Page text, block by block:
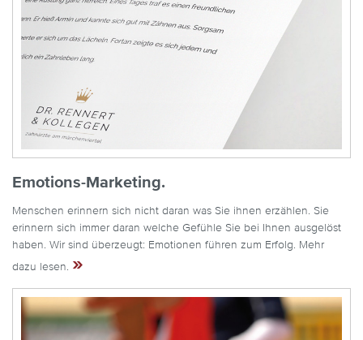
Emotions-Marketing.
Menschen erinnern sich nicht daran was Sie ihnen erzählen. Sie
erinnern sich immer daran welche Gefühle Sie bei Ihnen ausgelöst
haben. Wir sind überzeugt: Emotionen führen zum Erfolg. Mehr
dazu lesen. »